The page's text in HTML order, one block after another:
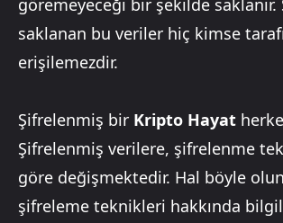
göremeyeceği bir şekilde
saklanan bu veriler hiç kimse
erişilemezdir.
Şifrelenmiş bir Kripto Hayat
Şifrelenmiş verilere, şifrelenme
göre değişmektedir. Hal böyle
şifreleme teknikleri hakkında